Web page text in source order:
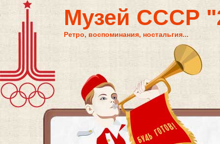
Музей СССР
Ретро, воспоминания, ностальгия...